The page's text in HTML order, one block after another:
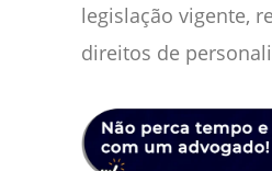
legislação vigente,
direitos de